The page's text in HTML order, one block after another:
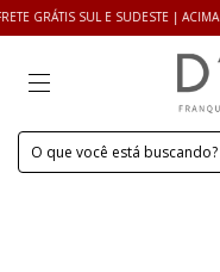
SUL E SUDESTE | ACIMA DE R$149